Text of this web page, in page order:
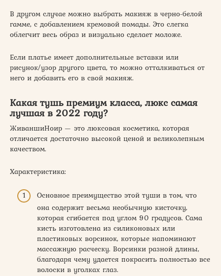
В другом случае можно выбрать макияж в черно-белой
гамме, с добавлением кремовой помады. Это слегка
облегчит весь образ и визуально сделает моложе.
Если платье имеет дополнительные вставки или
рисунок/узор другого цвета, то можно отталкиваться от
него и добавить его в свой макияж.
Какая тушь премиум класса, люкс самая
лучшая в 2022 году?
ЖиваншиНоир — это люксовая косметика, которая
отличается достаточно высокой ценой и великолепным
качеством.
Характеристика:
Основное преимущество этой туши в том, что
она содержит весьма необычную кисточку,
которая сгибается под углом 90 градусов. Сама
кисть изготовлена из силиконовых или
пластиковых ворсинок, которые напоминают
массажную расческу. Ворсинки разной длины,
благодаря чему удается покрасить полностью все
волоски в уголках глаз.